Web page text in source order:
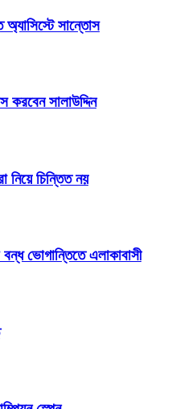
অ্যাসিস্টে সান্তোস
করবেন সালাউদ্দিন
নিয়ে চিন্তিত নয়
বন্ধ ভোগান্তিতে এলাকাবাসী